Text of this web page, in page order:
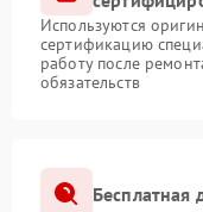
Используются
сертификацию
работу после
обязательств
Бесплатная